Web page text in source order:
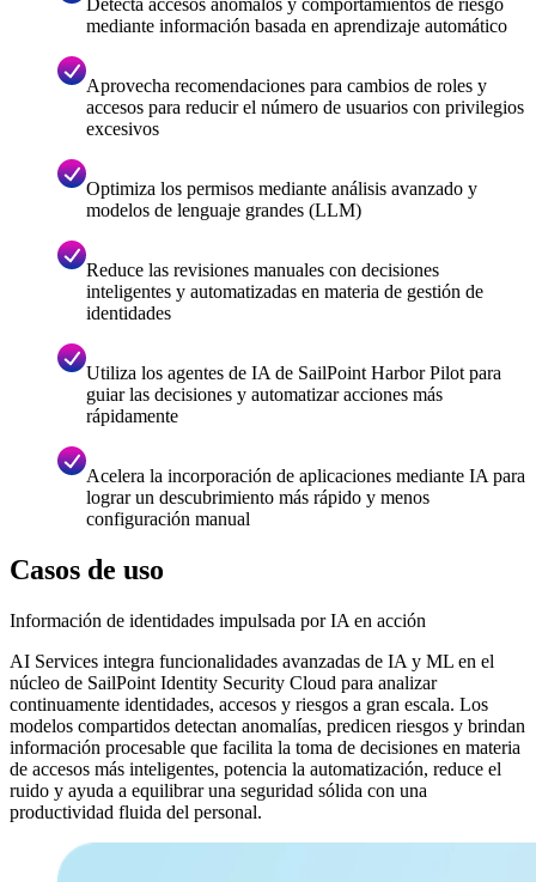
Detecta accesos anómalos y comportamientos de riesgo
mediante información basada en aprendizaje automático
Aprovecha recomendaciones para cambios de roles y
accesos para reducir el número de usuarios con privilegios
excesivos
Optimiza los permisos mediante análisis avanzado y
modelos de lenguaje grandes (LLM)
Reduce las revisiones manuales con decisiones
inteligentes y automatizadas en materia de gestión de
identidades
Utiliza los agentes de IA de SailPoint Harbor Pilot para
guiar las decisiones y automatizar acciones más
rápidamente
Acelera la incorporación de aplicaciones mediante IA para
lograr un descubrimiento más rápido y menos
configuración manual
Casos de uso
Información de identidades impulsada por IA en acción
AI Services integra funcionalidades avanzadas de IA y ML en el
núcleo de SailPoint Identity Security Cloud para analizar
continuamente identidades, accesos y riesgos a gran escala. Los
modelos compartidos detectan anomalías, predicen riesgos y brindan
información procesable que facilita la toma de decisiones en materia
de accesos más inteligentes, potencia la automatización, reduce el
ruido y ayuda a equilibrar una seguridad sólida con una
productividad fluida del personal.